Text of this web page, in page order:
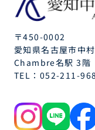
〒450-0002
愛知県名古屋市中
Chambre名駅 3階
TEL： 052-211-